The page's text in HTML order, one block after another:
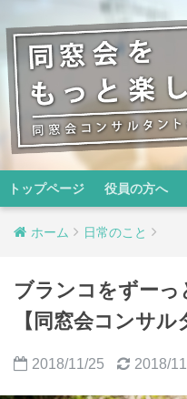
トップページ 役員の方へ
ホーム 日常のこと
ブランコをずーっ
【同窓会コンサル
2018/11/25 2018/